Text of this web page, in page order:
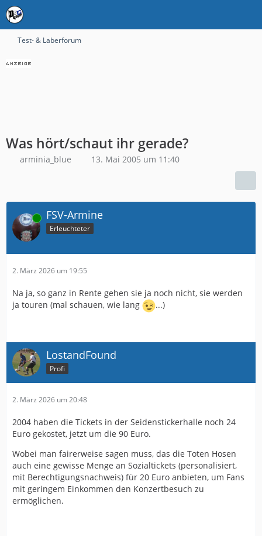
Test- & Laberforum
Was hört/schaut ihr gerade?
arminia_blue 13. Mai 2005 um 11:40
Online FSV-Armine
Erleuchteter
2. März 2026 um 19:55
Na ja, so ganz in Rente gehen sie ja noch nicht, sie werden
ja touren (mal schauen, wie lang
...)
LostandFound
Profi
2. März 2026 um 20:48
2004 haben die Tickets in der Seidenstickerhalle noch 24
Euro gekostet, jetzt um die 90 Euro.
Wobei man fairerweise sagen muss, das die Toten Hosen
auch eine gewisse Menge an Sozialtickets (personalisiert,
mit Berechtigungsnachweis) für 20 Euro anbieten, um Fans
mit geringem Einkommen den Konzertbesuch zu
ermöglichen.